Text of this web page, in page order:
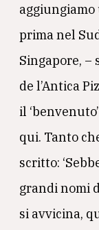
prima nel
Singapore, –
de l’Antica
il
qui. Tanto
scritto:
grandi nomi
si avvicina,